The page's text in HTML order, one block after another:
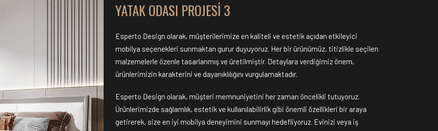
YATAK ODASI PROJESI 3
Esperto Design olarak, müşterilerimize en kaliteli ve estetik açıdan etkileyici
mobilya seçenekleri sunmaktan gurur duyuyoruz. Her bir ürünümüz, titizlikle seçilen
malzemelerle özenle tasarlanmış ve üretilmiştir. Detaylara verdiğimiz önem,
ürünlerimizin karakterini ve dayanıklılığını vurgulamaktadır.
Esperto Design olarak, müşteri memnuniyetini her zaman öncelikli tutuyoruz.
Ürünlerimizde sağlamlık, estetik ve kullanılabilirlik gibi önemli özellikleri bir araya
getirerek, size en iyi mobilya deneyimini sunmayı hedefliyoruz. Evinizi veya iş